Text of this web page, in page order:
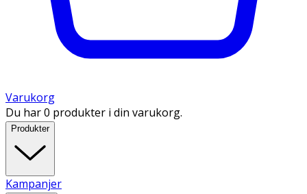
Varukorg
Du har 0 produkter i din varukorg.
Produkter
Kampanjer